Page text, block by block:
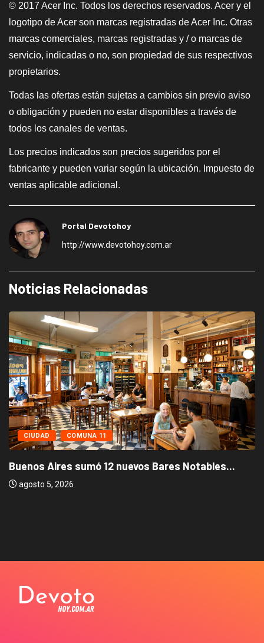
© 2017 Acer Inc. Todos los derechos reservados. Acer y el
logotipo de Acer son marcas registradas de Acer Inc. Otras
marcas comerciales, marcas registradas y / o marcas de
servicio, indicadas o no, son propiedad de sus respectivos
propietarios.
Todas las ofertas están sujetas a cambios sin previo aviso
o obligación y pueden no estar disponibles a través de
todos los canales de ventas.
Los precios indicados son precios sugeridos por el
fabricante y pueden variar según la ubicación. Impuesto de
ventas aplicable adicional.
Portal Devotohoy
http://www.devotohoy.com.ar
Noticias Relacionadas
CIUDAD COMUNA 11
Buenos Aires sumó 12 nuevos Bares Notables...
agosto 5, 2026